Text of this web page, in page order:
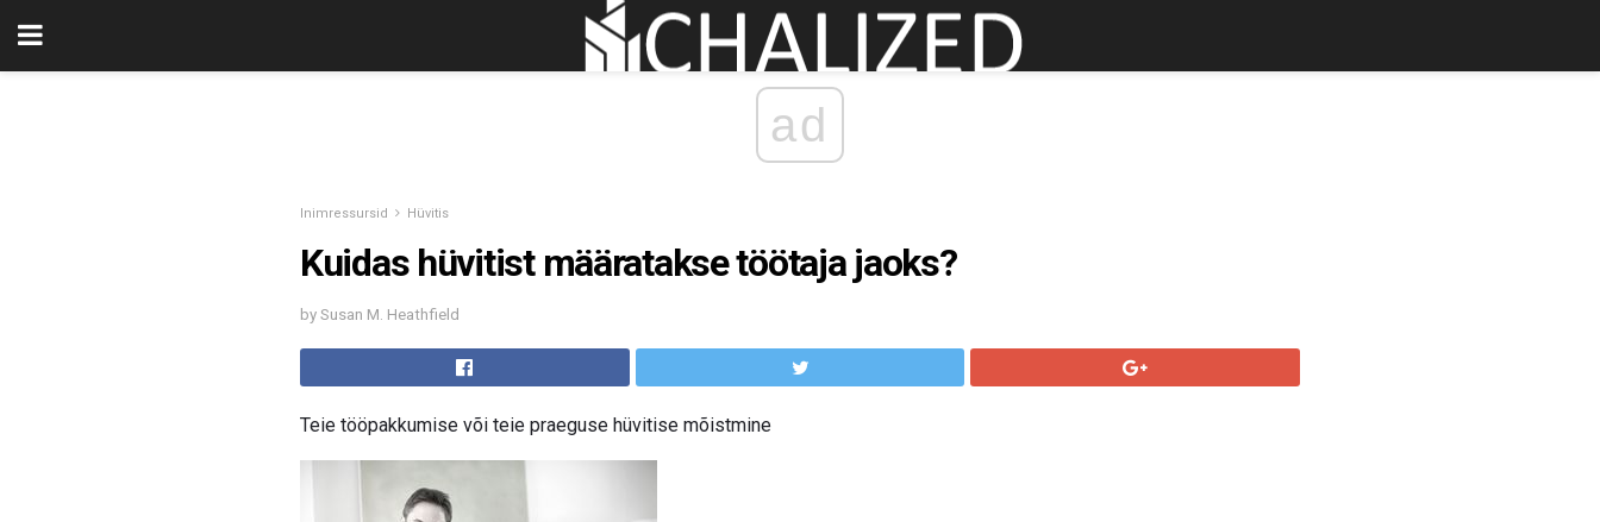
ad
Inimressursid Hüvitis
Kuidas hüvitist määratakse töötaja jaoks?
by Susan M. Heathfield
Teie tööpakkumise või teie praeguse hüvitise mõistmine